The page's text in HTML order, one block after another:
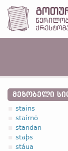
ᲛᲔᲖᲝᲑᲔᲚᲘ
stains
staírnō
standan
staþs
stáua